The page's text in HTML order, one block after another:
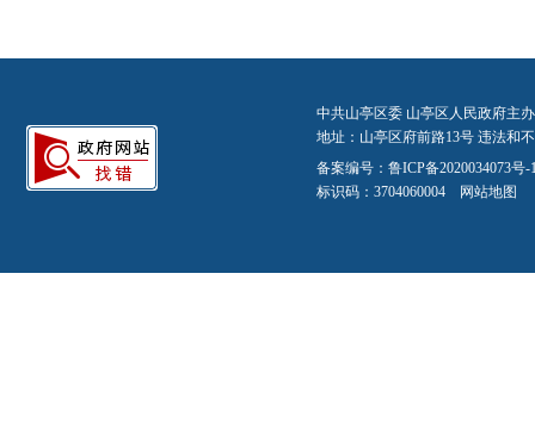
中共山亭区委 山亭区人民政府主
地址：山亭区府前路13号 违法和
备案编号： 鲁ICP备2020034073号-
标识码：3704060004 网站地图